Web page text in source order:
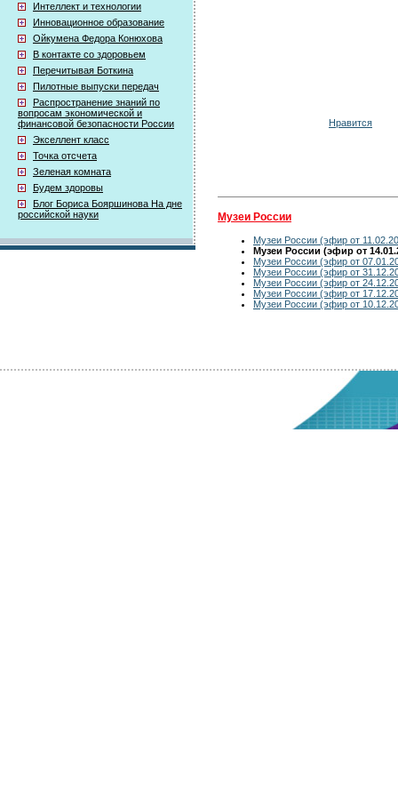
Интеллект и технологии
Инновационное образование
Ойкумена Федора Конюхова
В контакте со здоровьем
Перечитывая Боткина
Пилотные выпуски передач
Распространение знаний по
вопросам экономической и
финансовой безопасности России
Экселлент класс
Точка отсчета
Зеленая комната
Будем здоровы
Блог Бориса Бояршинова На дне
российской науки
Нравится
Музеи России
Музеи России (эфир от
Музеи России (эфир от
Музеи России (эфир от
Музеи России (эфир от
Музеи России (эфир от
Музеи России (эфир от
Музеи России (эфир от